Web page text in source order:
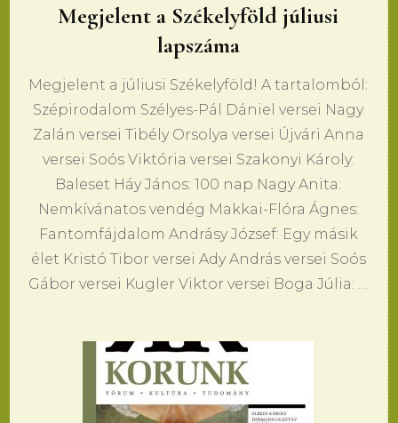
Megjelent a Székelyföld júliusi
lapszáma
Megjelent a júliusi Székelyföld! A tartalomból:
Szépirodalom Szélyes-Pál Dániel versei Nagy
Zalán versei Tibély Orsolya versei Újvári Anna
versei Soós Viktória versei Szakonyi Károly:
Baleset Háy János: 100 nap Nagy Anita:
Nemkívánatos vendég Makkai-Flóra Ágnes:
Fantomfájdalom Andrásy József: Egy másik
élet Kristó Tibor versei Ady András versei Soós
Gábor versei Kugler Viktor versei Boga Júlia: …